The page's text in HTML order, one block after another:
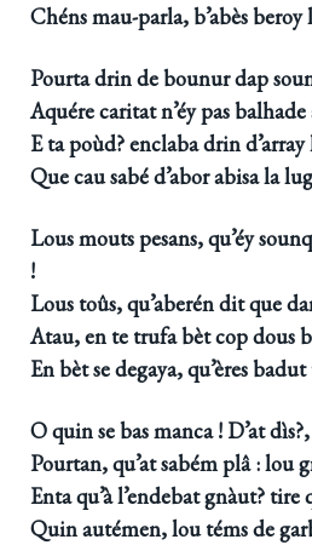
Chéns mau-parla, b’abès beroy
Pourta drin de bounur dap
Aquére caritat n’éy pas
E ta poùd? enclaba drin
Que cau sabé d’abor abisa la
Lous mouts pesans, qu’éy
!
Lous toûs, qu’aberén dit que
Atau, en te trufa bèt cop dous
En bèt se degaya, qu’ères
O quin se bas manca ! D’at dìs?,
Pourtan, qu’at sabém plâ : lou
Enta qu’à l’endebat gnàut? tire
Quin autémen, lou téms de